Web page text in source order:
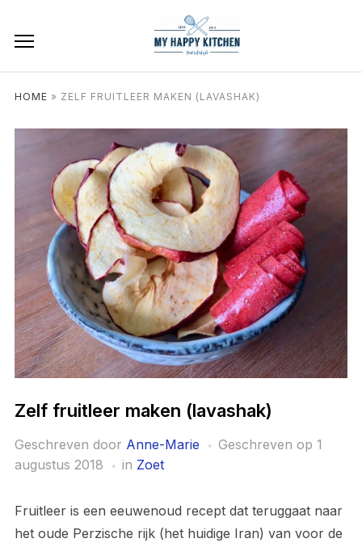
HOME » ZELF FRUITLEER MAKEN (LAVASHAK)
Zelf fruitleer maken (lavashak)
Geschreven door Anne-Marie Geschreven op 1
augustus 2018
in Zoet
Fruitleer is een eeuwenoud recept dat teruggaat naar
het oude Perzische rijk (het huidige Iran) van voor de